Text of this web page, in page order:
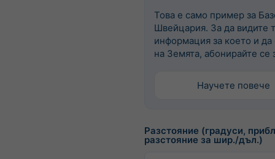
Това е само пример за
Швейцария. За да видите
информация за което и да
на Земята, абонирайте се
Научете повече
Разстояние (градуси,
разстояние за шир./дъл.)